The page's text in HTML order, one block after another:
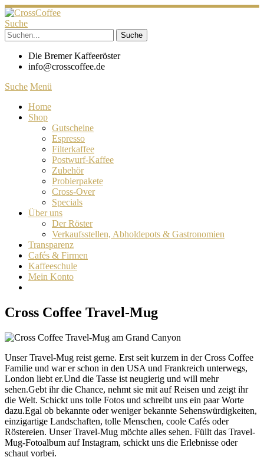
Suche
Die Bremer Kaffeeröster
info@crosscoffee.de
Suche Menü
Home
Shop
Gutscheine
Espresso
Filterkaffee
Postwurf-Kaffee
Zubehör
Probierpakete
Cross-Over
Specials
Über uns
Der Röster
Verkaufsstellen, Abholdepots & Gastronomien
Transparenz
Cafés & Firmen
Kaffeeschule
Mein Konto
Cross Coffee Travel-Mug
Unser Travel-Mug reist gerne. Erst seit kurzem in der Cross Coffee
Familie und war er schon in den USA und Frankreich unterwegs,
London liebt er.Und die Tasse ist neugierig und will mehr
sehen.Gebt ihr die Chance, nehmt sie mit auf Reisen und zeigt ihr
die Welt. Schickt uns tolle Fotos und schreibt uns ein paar Worte
dazu.Egal ob bekannte oder weniger bekannte Sehenswürdigkeiten,
einzigartige Landschaften, tolle Menschen, coole Cafés oder
Röstereien. Unser Travel-Mug möchte alles sehen. Füllt das Travel-
Mug-Fotoalbum auf Instagram, schickt uns die Erlebnisse oder
schaut vorbei.